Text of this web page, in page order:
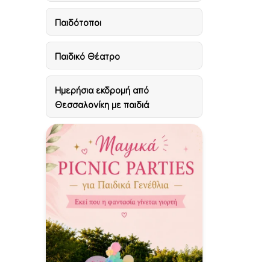
Παιδότοποι
Παιδικό Θέατρο
Ημερήσια εκδρομή από
Θεσσαλονίκη με παιδιά